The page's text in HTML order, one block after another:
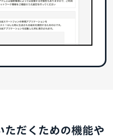
ただくための機能や